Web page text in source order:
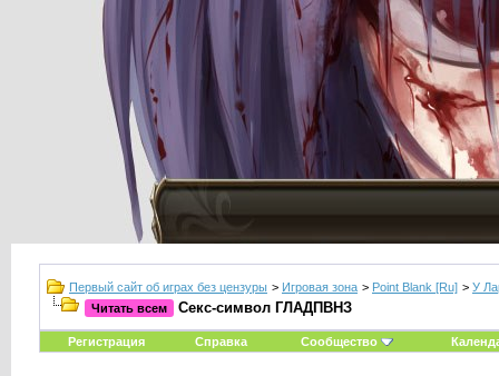
Первый сайт об играх без цензуры > Игровая зона > Point Blank [Ru] > У
Читать всем
Секс-символ ГЛАДПВНЗ
Регистрация Справка Сообщество